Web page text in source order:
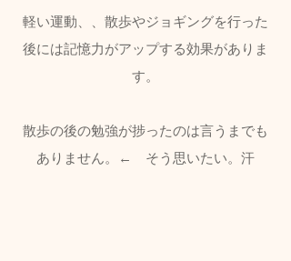
軽い運動、、散歩やジョギングを行った
後には記憶力がアップする効果がありま
す。
散歩の後の勉強が捗ったのは言うまでも
ありません。←　そう思いたい。汗